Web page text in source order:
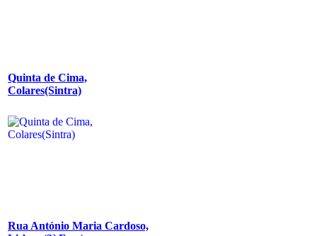
Quinta de Cima,
Colares(Sintra)
Rua António Maria Cardoso,